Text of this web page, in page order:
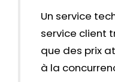
Un service
service client
que des prix
à la